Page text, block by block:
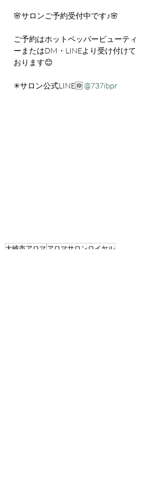
🌸サロンご予約受付中です♪🌸
ご予約はホットペッパービューティ
ーまたはDM・LINEより受け付けて
おります😊
✳︎サロン公式LINE🆔 @737ibpr
大崎市アロマ アロマサロンロイヤル